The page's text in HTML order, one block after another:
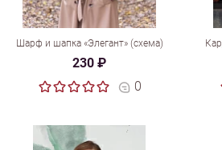
Шарф и шапка «Элегант» (схема)
230 ₽
0